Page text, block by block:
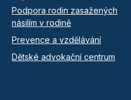
Podpora rodin zasažených
násilím v rodině
Prevence a vzdělávání
Dětské advokační centrum